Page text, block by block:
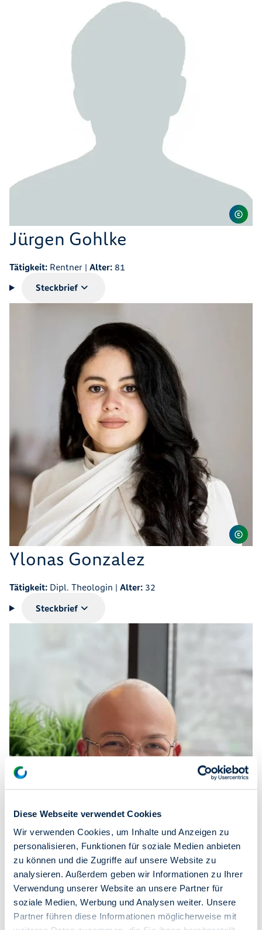
Diese Webseite verwendet Cookies
Wir verwenden Cookies, um Inhalte und Anzeigen zu
personalisieren, Funktionen für soziale Medien anbieten
zu können und die Zugriffe auf unsere Website zu
analysieren. Außerdem geben wir Informationen zu Ihrer
Verwendung unserer Website an unsere Partner für
soziale Medien, Werbung und Analysen weiter. Unsere
Partner führen diese Informationen möglicherweise mit
Jürgen Gohlke
Tätigkeit: Rentner |Alter: 81
Steckbrief
Ylonas Gonzalez
Tätigkeit: Dipl. Theologin |Alter: 32
Steckbrief
Christopher Hell
Tätigkeit:Referent |Alter:31